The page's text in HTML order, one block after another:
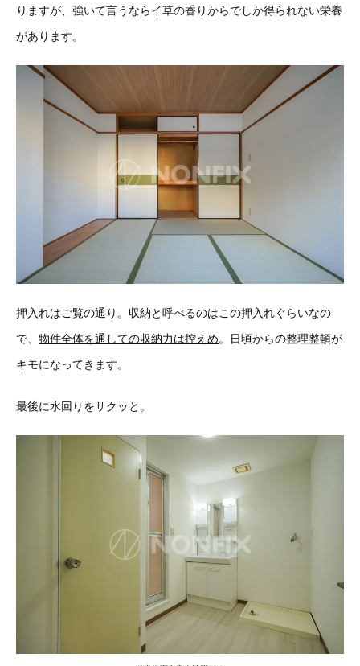
りますが、強いて言うならイ草の香りからでしか得られない栄養
があります。
押入れはご覧の通り。収納と呼べるのはこの押入れぐらいなの
で、 物件全体を通しての収納力は控えめ。日頃からの整理整頓が
キモになってきます。
最後に水回りをサクッと。